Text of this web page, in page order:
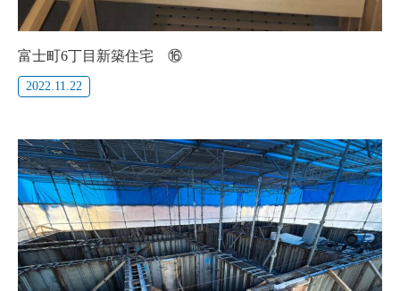
富士町6丁目新築住宅 ⑯
2022.11.22